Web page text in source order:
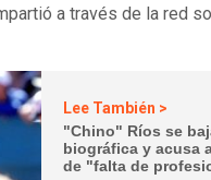
a través de la red
Lee También >
"Chino" Ríos se
biográfica y acusa
de "falta de